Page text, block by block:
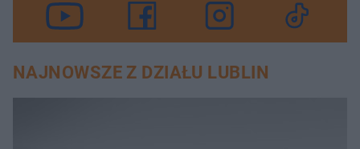
NAJNOWSZE Z DZIAŁU LUBLIN